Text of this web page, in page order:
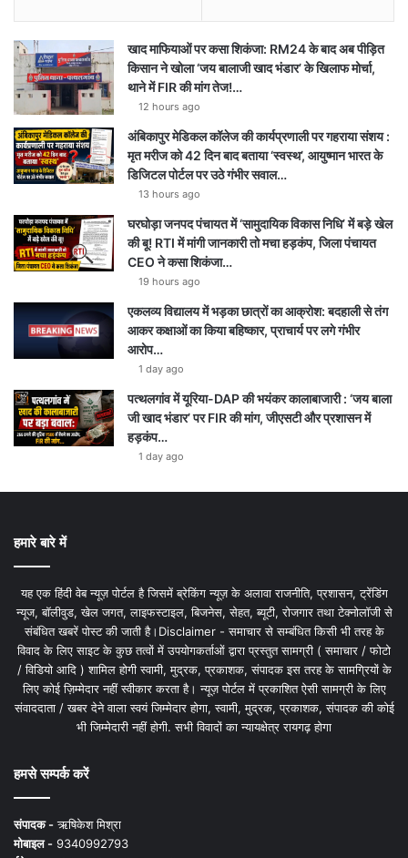
खाद माफियाओं पर कसा शिकंजा: RM24 के बाद अब पीड़ित
किसान ने खोला ‘जय बालाजी खाद भंडार’ के खिलाफ मोर्चा,
थाने में FIR की मांग तेज!…
12 hours ago
अंबिकापुर मेडिकल कॉलेज की कार्यप्रणाली पर गहराया संशय :
मृत मरीज को 42 दिन बाद बताया ‘स्वस्थ’, आयुष्मान भारत के
डिजिटल पोर्टल पर उठे गंभीर सवाल…
13 hours ago
घरघोड़ा जनपद पंचायत में ‘सामुदायिक विकास निधि’ में बड़े खेल
की बू! RTI में मांगी जानकारी तो मचा हड़कंप, जिला पंचायत
CEO ने कसा शिकंजा…
19 hours ago
एकलव्य विद्यालय में भड़का छात्रों का आक्रोश: बदहाली से तंग
आकर कक्षाओं का किया बहिष्कार, प्राचार्य पर लगे गंभीर
आरोप…
1 day ago
पत्थलगांव में यूरिया-DAP की भयंकर कालाबाजारी : ‘जय बाला
जी खाद भंडार’ पर FIR की मांग, जीएसटी और प्रशासन में
हड़कंप…
1 day ago
हमारे बारे में
यह एक हिंदी वेब न्यूज़ पोर्टल है जिसमें ब्रेकिंग न्यूज़ के अलावा राजनीति, प्रशासन, ट्रेंडिंग
न्यूज, बॉलीवुड, खेल जगत, लाइफस्टाइल, बिजनेस, सेहत, ब्यूटी, रोजगार तथा टेक्नोलॉजी से
संबंधित खबरें पोस्ट की जाती है।Disclaimer - समाचार से सम्बंधित किसी भी तरह के
विवाद के लिए साइट के कुछ तत्वों में उपयोगकर्ताओं द्वारा प्रस्तुत सामग्री ( समाचार / फोटो
/ विडियो आदि ) शामिल होगी स्वामी, मुद्रक, प्रकाशक, संपादक इस तरह के सामग्रियों के
लिए कोई ज़िम्मेदार नहीं स्वीकार करता है। न्यूज़ पोर्टल में प्रकाशित ऐसी सामग्री के लिए
संवाददाता / खबर देने वाला स्वयं जिम्मेदार होगा, स्वामी, मुद्रक, प्रकाशक, संपादक की कोई
भी जिम्मेदारी नहीं होगी. सभी विवादों का न्यायक्षेत्र रायगढ़ होगा
हमसे सम्पर्क करें
संपादक -ऋषिकेश मिश्रा
मोबाइल - 9340992793